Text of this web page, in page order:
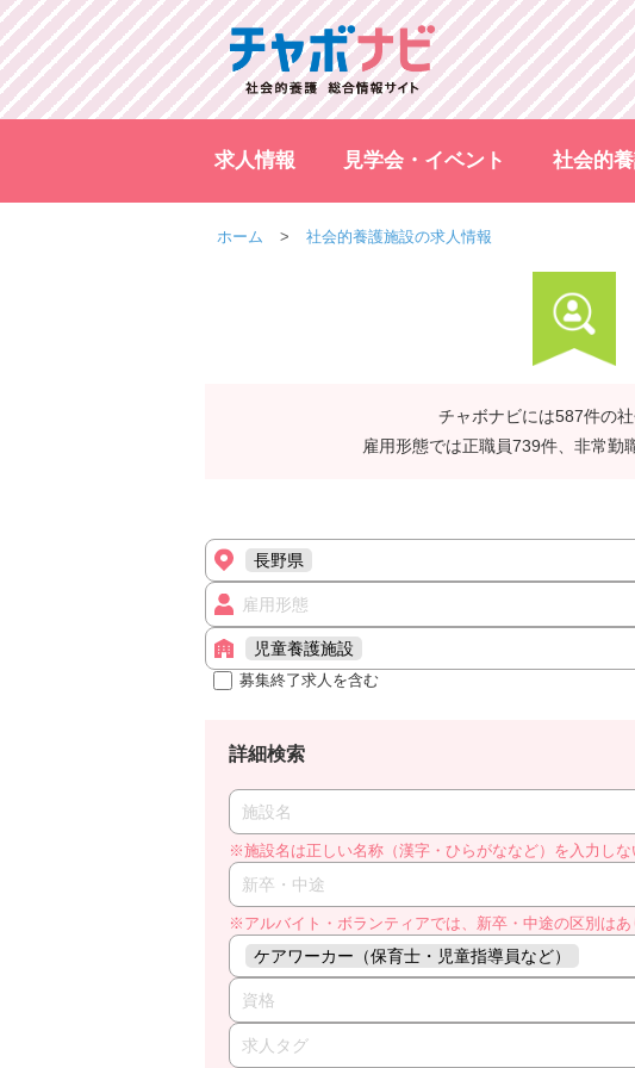
求人情報 見学会・イベント 社会的
ホーム 社会的養護施設の求人情報
チャボナビには587件の
雇用形態では正職員739件、非常勤
長野県
雇用形態
児童養護施設
募集終了求人を含む
詳細検索
施設名
※施設名は正しい名称（漢字・ひらがななど）を入力しな
新卒・中途
※アルバイト・ボランティアでは、新卒・中途の区別はあ
ケアワーカー（保育士・児童指導員など）
資格
求人タグ